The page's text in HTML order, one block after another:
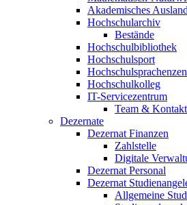
Akademisches
Hochschularchiv
Bestände
Hochschulbibliothek
Hochschulsport
Hochschulkolleg
IT-Servicezentrum
Team & Kontakt
Dezernate
Dezernat Finanzen
Zahlstelle
Digitale
Dezernat Personal
Dezernat
Allgemeine